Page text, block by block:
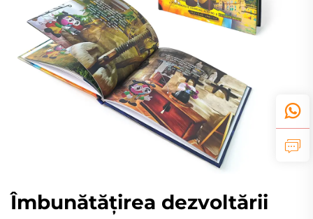
Îmbunătățirea dezvoltării